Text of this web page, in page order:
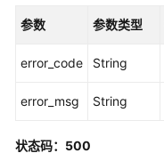
识
管
参数 参数类型
error_code String
error_msg String
状态码：500